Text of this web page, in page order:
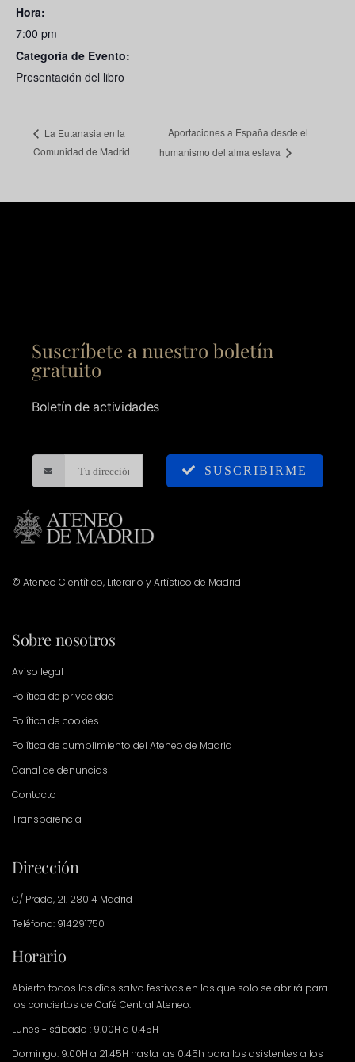
Hora:
7:00 pm
Categoría de Evento:
Presentación del libro
La Eutanasia en la
Comunidad de Madrid
Aportaciones a España desde el
humanismo del alma eslava
Suscríbete a nuestro boletín
gratuito
Boletín de actividades
SUSCRIBIRME
© Ateneo Científico, Literario y Artístico de Madrid
Sobre nosotros
Aviso legal
Política de privacidad
Política de cookies
Política de cumplimiento del Ateneo de Madrid
Canal de denuncias
Contacto
Transparencia
Dirección
C/ Prado, 21. 28014 Madrid
Teléfono: 914291750
Horario
Abierto todos los días salvo festivos en los que solo se abrirá para
los conciertos de Café Central Ateneo.
Lunes - sábado : 9.00H a 0.45H
Domingo: 9.00H a 21.45H hasta las 0.45h para los asistentes a los